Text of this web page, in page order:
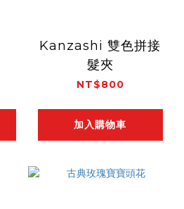
Kanzashi 雙色拼接
髮夾
NT$800
加入購物車